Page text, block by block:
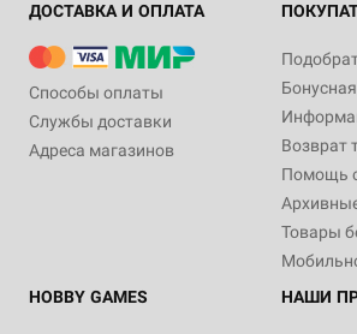
ДОСТАВКА И ОПЛАТА
Способы оплаты
Службы доставки
Адреса магазинов
Возврат
Помощь
Товары
HOBBY GAMES
НАШИ